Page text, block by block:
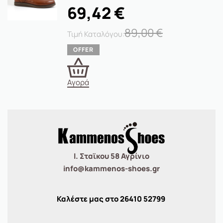
89,00€
69,42€
Αγορά
Ι. Σταϊκου 58 Αγρίνιο
info@kammenos-shoes.gr
Καλέστε μας στο26410 52799